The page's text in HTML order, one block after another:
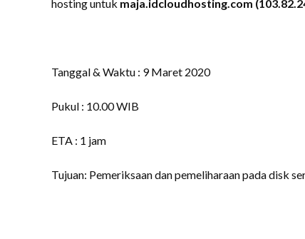
hosting untuk maja.idcloudhosting.com
Tanggal & Waktu : 9 Maret 2020
Pukul : 10.00 WIB
ETA : 1 jam
Tujuan: Pemeriksaan dan pemeliharaan pada disk